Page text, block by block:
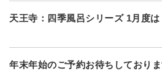
天王寺：四季風呂シリーズ 1月度は
年末年始のご予約お待ちしており